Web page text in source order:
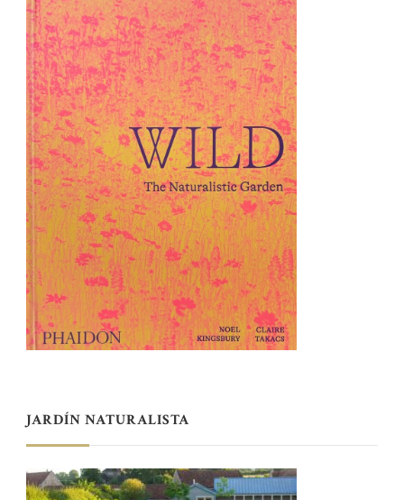
JARDÍN NATURALISTA